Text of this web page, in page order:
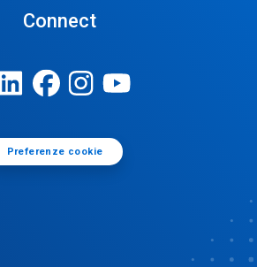
Connect
Preferenze cookie